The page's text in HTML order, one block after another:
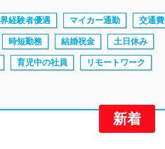
経験者優遇 マイカー通勤 交通費
時短勤務 結婚祝金 土日休み
育児中の社員 リモートワーク